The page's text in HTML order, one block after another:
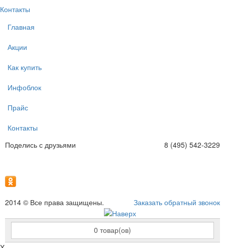
Контакты
Главная
Акции
Как купить
Инфоблок
Прайс
Контакты
Поделись с друзьями
8 (495) 542-3229
2014 © Все права защищены. Заказать обратный звонок
0 товар(ов)